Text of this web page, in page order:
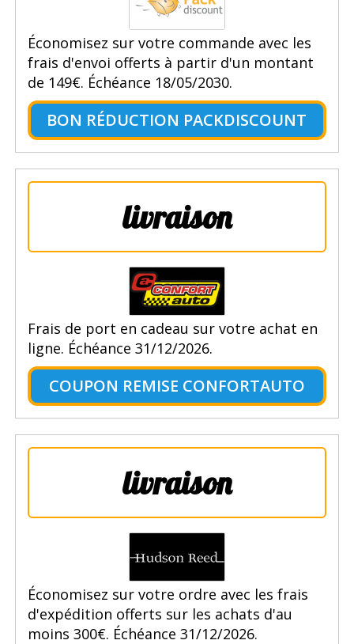
Économisez sur votre commande avec les
frais d'envoi offerts à partir d'un montant
de 149€. Échéance 18/05/2030.
BON RÉDUCTION PACKDISCOUNT
livraison
Frais de port en cadeau sur votre achat en
ligne. Échéance 31/12/2026.
COUPON REMISE CONFORTAUTO
livraison
Économisez sur votre ordre avec les frais
d'expédition offerts sur les achats d'au
moins 300€. Échéance 31/12/2026.